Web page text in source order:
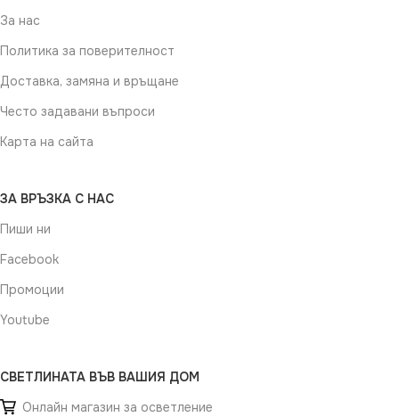
За нас
Политика за поверителност
Доставка, замяна и връщане
Често задавани въпроси
Карта на сайта
ЗА ВРЪЗКА С НАС
Пиши ни
Facebook
Промоции
Youtube
СВЕТЛИНАТА ВЪВ ВАШИЯ ДОМ
Онлайн магазин за осветление